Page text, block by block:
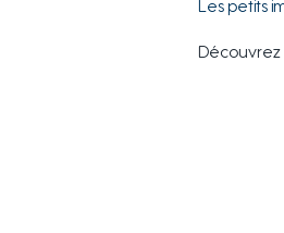
Les petits
Découvrez